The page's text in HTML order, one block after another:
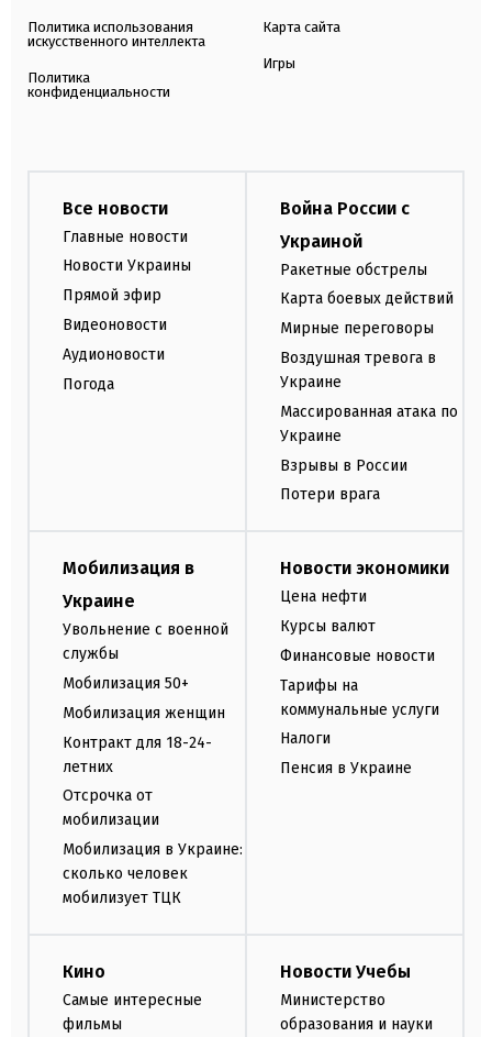
Политика использования
искусственного интеллекта
Политика
конфиденциальности
Карта сайта
Игры
Все новости
Главные новости
Новости Украины
Прямой эфир
Видеоновости
Аудионовости
Погода
Война России с
Украиной
Ракетные обстрелы
Карта боевых действий
Мирные переговоры
Воздушная тревога в
Украине
Массированная атака по
Украине
Взрывы в России
Потери врага
Мобилизация в
Украине
Увольнение с военной
службы
Мобилизация 50+
Мобилизация женщин
Контракт для 18-24-
летних
Отсрочка от
мобилизации
Мобилизация в Украине:
сколько человек
мобилизует ТЦК
Новости экономики
Цена нефти
Курсы валют
Финансовые новости
Тарифы на
коммунальные услуги
Налоги
Пенсия в Украине
Кино
Самые интересные
фильмы
Новости Учебы
Министерство
образования и науки